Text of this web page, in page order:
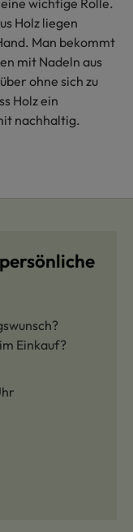
wichtige Rolle.
Holz liegen
Man bekommt
mit Nadeln aus
ohne sich zu
Holz ein
nachhaltig.
Einkauf?